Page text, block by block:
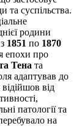
та суспільства.
родини
1851 по 1870
епохи про
Тена та
адаптував до
від
патології та
на